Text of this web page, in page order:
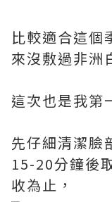
比較適合這個
來沒敷過非洲
這次也是我第
先仔細清潔臉
15-20分鐘後
收為止，